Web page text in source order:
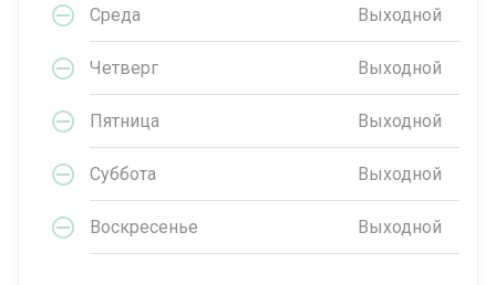
Среда Выходной
Четверг Выходной
Пятница Выходной
Суббота Выходной
Воскресенье Выходной